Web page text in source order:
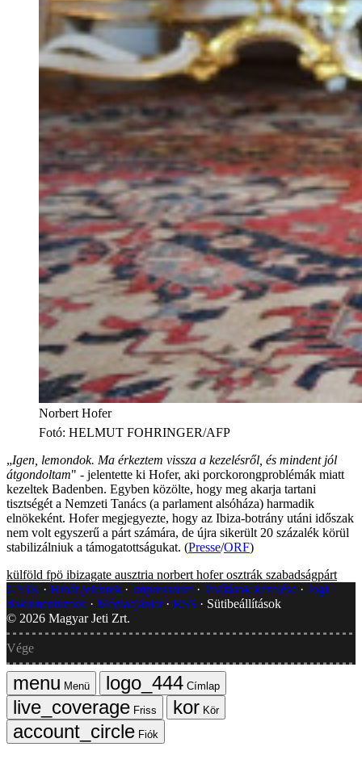
Norbert Hofer
Fotó: HELMUT FOHRINGER/AFP
„Igen, lemondok. Ma érkeztem vissza a kezelésről, és mindent jól
átgondoltam" - jelentette ki Hofer, aki porckorongproblémák miatt
kezeltek Badenben. Egyben közölte, hogy meg akarja tartani
tisztségét a Nemzeti Tanács (a parlament alsóháza) harmadik
elnökeként. Hofer megjegyezte, hogy az Ibiza-botrány utáni időszak
nem volt egyszerű a párt számára, de újra sikerült 20 százalék körül
stabilizálniuk a támogatottságukat. (Presse/ORF)
külföld fpö ibizagate ausztria norbert hofer osztrák szabadságpárt
GYIK
Hibát jelentek Impresszum Javítások kezelése
Jogi
dokumentumok
Médiaajánlat RSS
Sütibeállítások
© 2026 Magyar Jeti Zrt.
Vége
Menü
Címlap
Friss
Kör
Fiók